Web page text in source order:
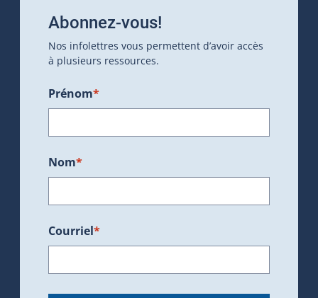
Abonnez-vous!
Nos infolettres vous permettent d’avoir accès
à plusieurs ressources.
Prénom*
Nom*
Courriel*